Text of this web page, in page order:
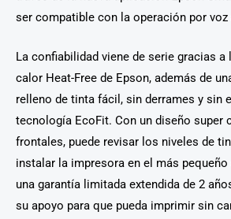
ser compatible con la operación por voz
La confiabilidad viene de serie gracias
calor Heat-Free de Epson, además de
relleno de tinta fácil, sin derrames y sin
tecnología EcoFit. Con un diseño super
frontales, puede revisar los niveles de
instalar la impresora en el más
una garantía limitada extendida de 2
su apoyo para que pueda imprimir sin